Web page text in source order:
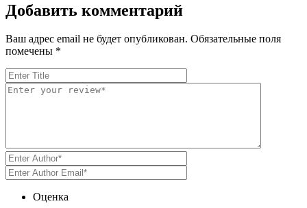
Добавить комментарий
Ваш адрес email не будет опубликован. Обязательные поля
помечены *
Оценка